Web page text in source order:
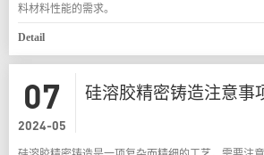
料材料性能的需求。
Detail
07
2024-05
硅溶胶精密铸造注意事